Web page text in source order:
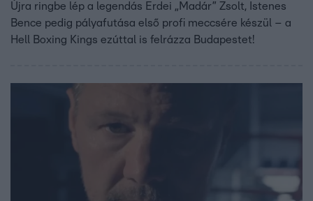
Újra ringbe lép a legendás Erdei „Madár” Zsolt, Istenes
Bence pedig pályafutása első profi meccsére készül – a
Hell Boxing Kings ezúttal is felrázza Budapestet!